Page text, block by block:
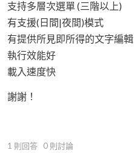
支持多層次選單 (三階以上)
有支援(日間|夜間)模式
有提供所見即所得的文字編輯
執行效能好
載入速度快
謝謝！
1 則回答 0 則討論